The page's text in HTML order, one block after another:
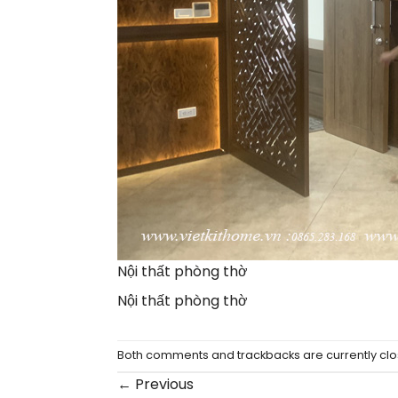
Nội thất phòng thờ
Nội thất phòng thờ
Both comments and trackbacks are currently
← Previous